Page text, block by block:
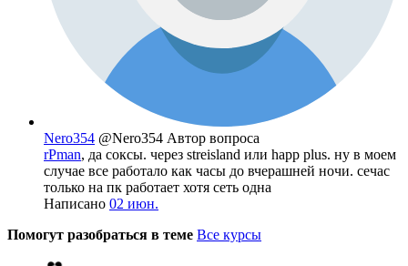
Nero354 @Nero354 Автор вопроса
rPman, да соксы. через streisland или happ plus. ну в моем
случае все работало как часы до вчерашней ночи. сечас
только на пк работает хотя сеть одна
Написано 02 июн.
Помогут разобраться в теме Все курсы